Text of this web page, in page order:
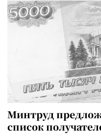
Минтруд
список